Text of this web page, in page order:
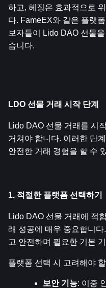
하고, 헤징은 효과적으로
다. FameEX와 같은 플랫
보자들이 Lido DAO 선물
습니다.
LDO 선물 거래 시작 단계
Lido DAO 선물 거래를 시
거쳐야 합니다. 이러한 단
안전한 거래 경험을 할 수
1. 적절한 플랫폼 선택하기
Lido DAO 선물 거래에 적
래 성공에 매우 중요합니
고 안전하며 필요한 기본
플랫폼 선택 시 고려해야
보안 기능: 이중